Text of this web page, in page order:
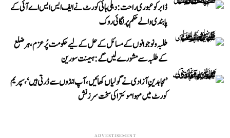
ڈابر کو عبوری راحت: دہلی ہائی کورٹ نے ایف ایس ایس اے آئی کے
پابندی والے حکم پر لگائی روک
طلبہ و نوجوانوں کے مسائل کے حل کے لیے حکومت پُرعزم، ہر ضلع
کے طلبہ سے مشورے لیں گے: ہیمنت سورین
’مجاہدینِ آزادی نے گولیاں کھائیں، آپ انڈوں سے ڈرتی ہیں‘، سپریم
کورٹ میں مہوا موئترا کی سخت سرزنش
ADVERTISEMENT